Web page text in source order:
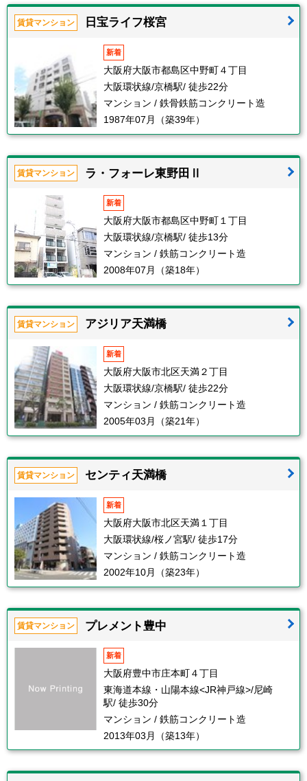
賃貸マンション 日宝ライフ桜宮
新着
大阪府大阪市都島区中野町４丁目
大阪環状線/京橋駅/ 徒歩22分
マンション / 鉄骨鉄筋コンクリート造
1987年07月（築39年）
賃貸マンション ラ・フォーレ東野田Ⅱ
新着
大阪府大阪市都島区中野町１丁目
大阪環状線/京橋駅/ 徒歩13分
マンション / 鉄筋コンクリート造
2008年07月（築18年）
賃貸マンション アジリア天満橋
新着
大阪府大阪市北区天満２丁目
大阪環状線/京橋駅/ 徒歩22分
マンション / 鉄筋コンクリート造
2005年03月（築21年）
賃貸マンション センティ天満橋
新着
大阪府大阪市北区天満１丁目
大阪環状線/桜ノ宮駅/ 徒歩17分
マンション / 鉄筋コンクリート造
2002年10月（築23年）
賃貸マンション プレメント豊中
新着
大阪府豊中市庄本町４丁目
東海道本線・山陽本線<JR神戸線>/尼崎
駅/ 徒歩30分
マンション / 鉄筋コンクリート造
2013年03月（築13年）